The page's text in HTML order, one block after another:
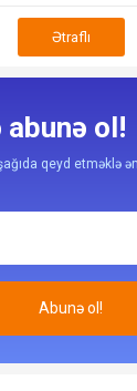
Ətraflı
ol!
qeyd etməklə
Abunə ol!